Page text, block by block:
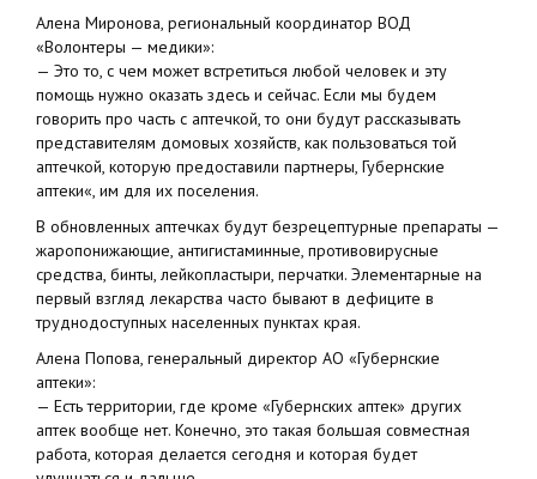
Алена Миронова, региональный координатор ВОД
«Волонтеры — медики»:
— Это то, с чем может встретиться любой человек и эту
помощь нужно оказать здесь и сейчас. Если мы будем
говорить про часть с аптечкой, то они будут рассказывать
представителям домовых хозяйств, как пользоваться той
аптечкой, которую предоставили партнеры, Губернские
аптеки«, им для их поселения.
В обновленных аптечках будут безрецептурные препараты —
жаропонижающие, антигистаминные, противовирусные
средства, бинты, лейкопластыри, перчатки. Элементарные на
первый взгляд лекарства часто бывают в дефиците в
труднодоступных населенных пунктах края.
Алена Попова, генеральный директор АО «Губернские
аптеки»:
— Есть территории, где кроме «Губернских аптек» других
аптек вообще нет. Конечно, это такая большая совместная
работа, которая делается сегодня и которая будет